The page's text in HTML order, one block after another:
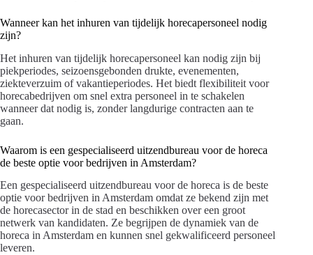
Wanneer kan het inhuren van tijdelijk horecapersoneel nodig
zijn?
Het inhuren van tijdelijk horecapersoneel kan nodig zijn bij
piekperiodes, seizoensgebonden drukte, evenementen,
ziekteverzuim of vakantieperiodes. Het biedt flexibiliteit voor
horecabedrijven om snel extra personeel in te schakelen
wanneer dat nodig is, zonder langdurige contracten aan te
gaan.
Waarom is een gespecialiseerd uitzendbureau voor de horeca
de beste optie voor bedrijven in Amsterdam?
Een gespecialiseerd uitzendbureau voor de horeca is de beste
optie voor bedrijven in Amsterdam omdat ze bekend zijn met
de horecasector in de stad en beschikken over een groot
netwerk van kandidaten. Ze begrijpen de dynamiek van de
horeca in Amsterdam en kunnen snel gekwalificeerd personeel
leveren.